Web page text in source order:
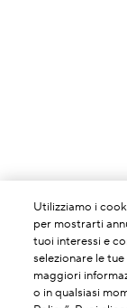
Utilizziamo i
per mostrarti
tuoi interessi e
selezionare le
maggiori
o in qualsiasi